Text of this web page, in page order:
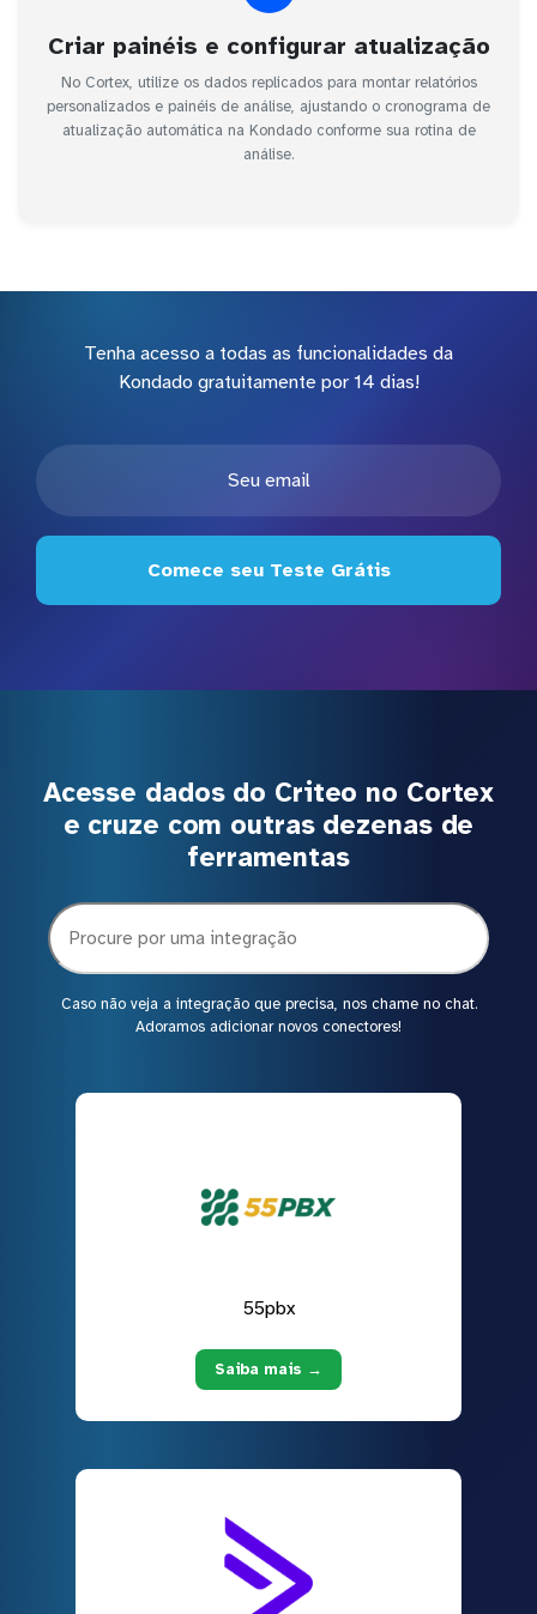
Criar painéis e configurar atualização
No Cortex, utilize os dados replicados para montar relatórios
personalizados e painéis de análise, ajustando o cronograma de
atualização automática na Kondado conforme sua rotina de
análise.
Tenha acesso a todas as funcionalidades da
Kondado gratuitamente por 14 dias!
Comece seu Teste Grátis
Acesse dados do Criteo no Cortex
e cruze com outras dezenas de
ferramentas
Caso não veja a integração que precisa, nos chame no chat.
Adoramos adicionar novos conectores!
55pbx
Saiba mais →